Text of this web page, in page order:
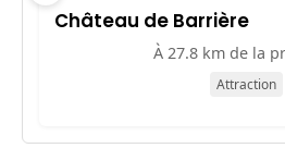
Château de Barrière
À 27.8 km de la
Attraction